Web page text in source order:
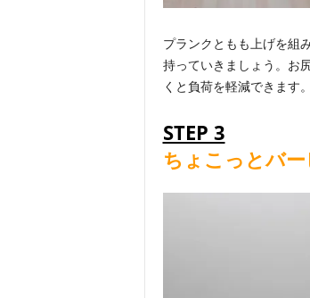
プランクともも上げを組
持っていきましょう。お
くと負荷を軽減できます。
STEP 3
ちょこっとバ